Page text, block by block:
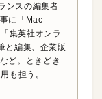
ンスの編集者
に「Mac
集英社オンラ
と編集、企業販
ど。ときどき
も担う。